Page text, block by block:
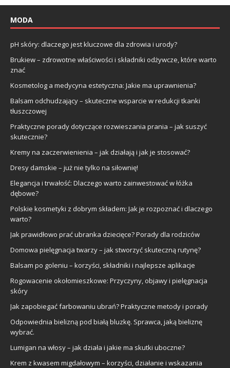
MODA
pH skóry: dlaczego jest kluczowe dla zdrowia i urody?
Brukiew – zdrowotne właściwości i składniki odżywcze, które warto
znać
Kosmetolog a medycyna estetyczna: Jakie ma uprawnienia?
Balsam odchudzający – skuteczne wsparcie w redukcji tkanki
tłuszczowej
Praktyczne porady dotyczące rozwieszania prania – jak suszyć
skutecznie?
Kremy na zaczerwienienia – jak działają i jak je stosować?
Dresy damskie – już nie tylko na siłownię!
Elegancja i trwałość: Dlaczego warto zainwestować w łóżka
dębowe?
Polskie kosmetyki z dobrym składem: Jak je rozpoznać i dlaczego
warto?
Jak prawidłowo prać ubranka dziecięce? Porady dla rodziców
Domowa pielęgnacja twarzy – jak stworzyć skuteczną rutynę?
Balsam po goleniu – korzyści, składniki i najlepsze aplikacje
Rogowacenie okołomieszkowe: Przyczyny, objawy i pielęgnacja
skóry
Jak zapobiegać farbowaniu ubrań? Praktyczne metody i porady
Odpowiednia bielizną pod białą bluzkę. Sprawca, jaką bieliznę
wybrać.
Lumigan na włosy – jak działa i jakie ma skutki uboczne?
Krem z kwasem migdałowym – korzyści, działanie i wskazania